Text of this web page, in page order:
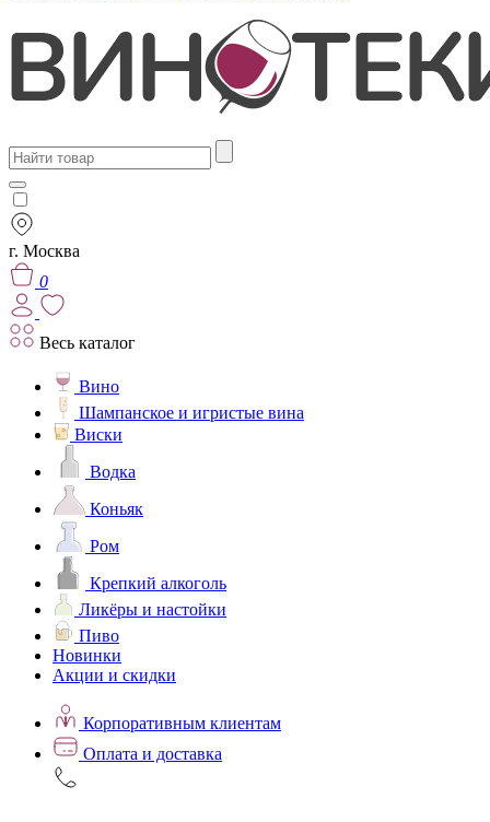
г. Москва
0
Весь каталог
Вино
Шампанское и игристые вина
Виски
Водка
Коньяк
Ром
Крепкий алкоголь
Ликёры и настойки
Пиво
Новинки
Акции и скидки
Корпоративным клиентам
Оплата и доставка